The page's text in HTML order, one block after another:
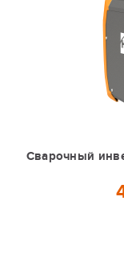
Сварочный